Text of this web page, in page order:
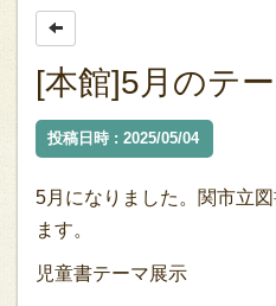
[本館]5月のテ
投稿日時 : 2025/05/04
5月になりました。関市立
ます。
児童書テーマ展示